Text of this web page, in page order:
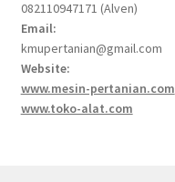
082110947171 (Alven)
Email:
kmupertanian@gmail.com
Website:
www.mesin-pertanian.com
www.toko-alat.com